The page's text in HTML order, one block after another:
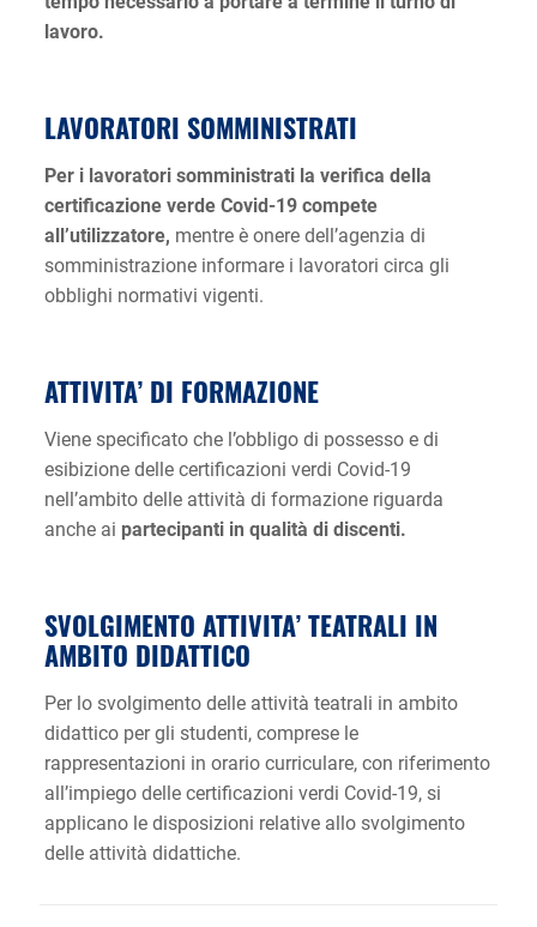
lavoro.
LAVORATORI SOMMINISTRATI
Per i lavoratori somministrati la verifica della
certificazione verde Covid-19 compete
all’utilizzatore, mentre è onere dell’agenzia di
somministrazione informare i lavoratori circa gli
obblighi normativi vigenti.
ATTIVITA’ DI FORMAZIONE
Viene specificato che l’obbligo di possesso e di
esibizione delle certificazioni verdi Covid-19
nell’ambito delle attività di formazione riguarda
anche ai partecipanti in qualità di discenti.
SVOLGIMENTO ATTIVITA’ TEATRALI IN
AMBITO DIDATTICO
Per lo svolgimento delle attività teatrali in ambito
didattico per gli studenti, comprese le
rappresentazioni in orario curriculare, con riferimento
all’impiego delle certificazioni verdi Covid-19, si
applicano le disposizioni relative allo svolgimento
delle attività didattiche.